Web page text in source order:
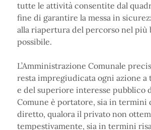
tutte le attività consentite dal
fine di garantire la messa in
alla riapertura del percorso nel più
possibile.
L’Amministrazione Comunale
resta impregiudicata ogni azione a
e del superiore interesse pubblico
Comune è portatore, sia in
diretto, qualora il privato non
tempestivamente, sia in termini